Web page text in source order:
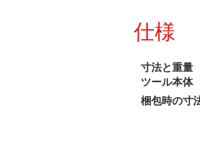
仕様
寸法と重量
ツール本体
梱包時の寸